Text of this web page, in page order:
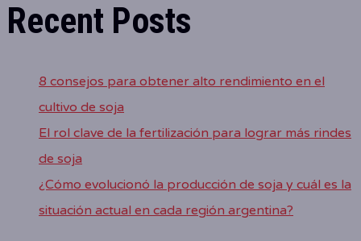
Recent Posts
8 consejos para obtener alto rendimiento en el
cultivo de soja
El rol clave de la fertilización para lograr más rindes
de soja
¿Cómo evolucionó la producción de soja y cuál es la
situación actual en cada región argentina?